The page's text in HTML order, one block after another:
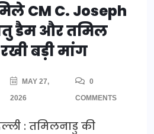
CM C. Joseph
डैम और तमिल
बड़ी मांग
MAY 27,
2026
0
COMMENTS
: तमिलनाडु की